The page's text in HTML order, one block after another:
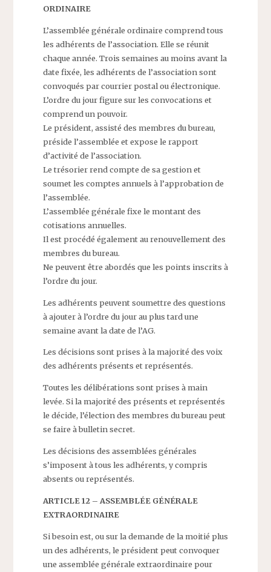
ORDINAIRE
L’assemblée générale ordinaire comprend tous
les adhérents de l’association. Elle se réunit
chaque année. Trois semaines au moins avant la
date fixée, les adhérents de l’association sont
convoqués par courrier postal ou électronique.
L’ordre du jour figure sur les convocations et
comprend un pouvoir.
Le président, assisté des membres du bureau,
préside l’assemblée et expose le rapport
d’activité de l’association.
Le trésorier rend compte de sa gestion et
soumet les comptes annuels à l’approbation de
l’assemblée.
L’assemblée générale fixe le montant des
cotisations annuelles.
Il est procédé également au renouvellement des
membres du bureau.
Ne peuvent être abordés que les points inscrits à
l’ordre du jour.
Les adhérents peuvent soumettre des questions
à ajouter à l’ordre du jour au plus tard une
semaine avant la date de l’AG.
Les décisions sont prises à la majorité des voix
des adhérents présents et représentés.
Toutes les délibérations sont prises à main
levée. Si la majorité des présents et représentés
le décide, l’élection des membres du bureau peut
se faire à bulletin secret.
Les décisions des assemblées générales
s’imposent à tous les adhérents, y compris
absents ou représentés.
ARTICLE 12 – ASSEMBLÉE GÉNÉRALE
EXTRAORDINAIRE
Si besoin est, ou sur la demande de la moitié plus
un des adhérents, le président peut convoquer
une assemblée générale extraordinaire pour